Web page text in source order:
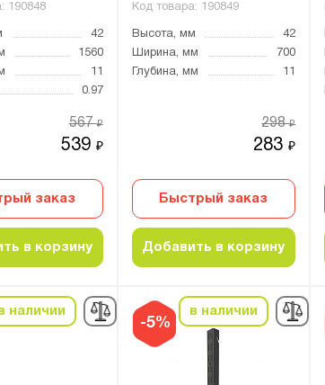
190848
42
1560
11
0.97
539 ₽
567₽
заказ
в корзину
Код товара: 190849
Высота, мм
42
Ширина, мм
700
Глубина, мм
11
283₽
298₽
Быстрый заказ
Добавить в корзину
наличии
-5%
в наличии